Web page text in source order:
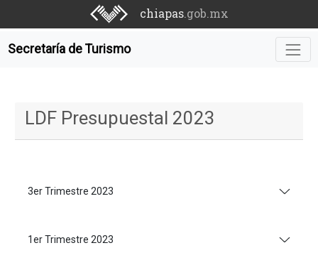
chiapas.gob.mx
Secretaría de Turismo
LDF Presupuestal 2023
3er Trimestre 2023
1er Trimestre 2023